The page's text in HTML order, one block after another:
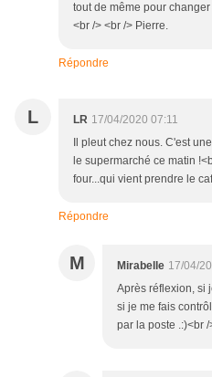
tout de même pour
<br /> <br /> Pierre.
Répondre
L LR 17/04/2020 07:11
Il pleut chez nous. C'est
le supermarché ce matin
four...qui vient prendre le
Répondre
M Mirabelle 17/04/
Après réflexion, si
si je me fais
par la poste .:)<br /